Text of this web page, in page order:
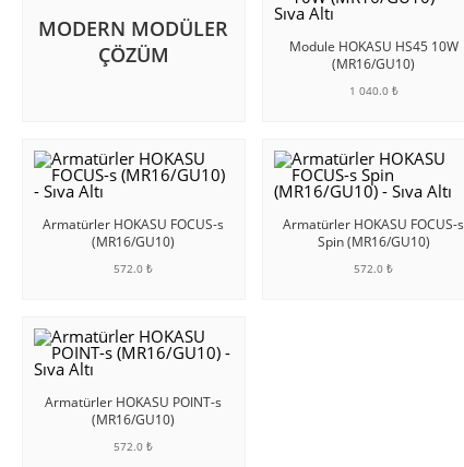
MODERN MODÜLER
ÇÖZÜM
Module HOKASU HS45 10W
(MR16/GU10)
1 040.0 ₺
SEPETE EKLE
Armatürler HOKASU FOCUS-s
(MR16/GU10)
572.0 ₺
SEPETE EKLE
Armatürler HOKASU FOCUS-s
Spin (MR16/GU10)
572.0 ₺
Armatürler HOKASU POINT-s
(MR16/GU10)
572.0 ₺